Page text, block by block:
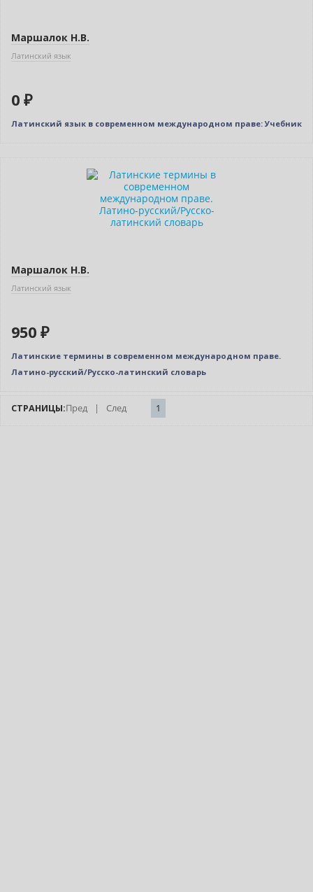
Маршалок Н.В.
Латинский язык
0 ₽
Латинский язык в современном международном праве: Учебник
Маршалок Н.В.
Латинский язык
950 ₽
Латинские термины в современном международном праве.
Латино-русский/Русско-латинский словарь
СТРАНИЦЫ:Пред | След 1